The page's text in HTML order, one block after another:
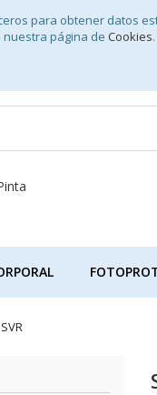
para obtener datos
página de Cookies.
SVR